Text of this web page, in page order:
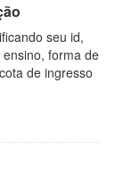
seu id,
forma de
de ingresso